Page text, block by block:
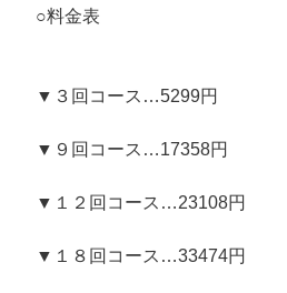
○料金表
▼３回コース…5299円
▼９回コース…17358円
▼１２回コース…23108円
▼１８回コース…33474円